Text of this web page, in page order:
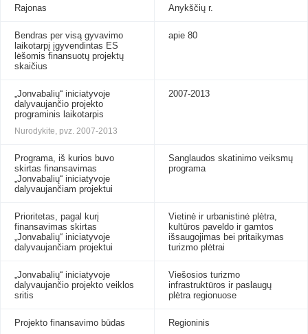
Rajonas Anykščių r.
Bendras per visą gyvavimo
laikotarpį įgyvendintas ES
lėšomis finansuotų projektų
skaičius
apie 80
„Jonvabalių“ iniciatyvoje
dalyvaujančio projekto
programinis laikotarpis
Nurodykite, pvz. 2007-2013
2007-2013
Programa, iš kurios buvo
skirtas finansavimas
„Jonvabalių“ iniciatyvoje
dalyvaujančiam projektui
Sanglaudos skatinimo veiksmų
programa
Prioritetas, pagal kurį
finansavimas skirtas
„Jonvabalių“ iniciatyvoje
dalyvaujančiam projektui
Vietinė ir urbanistinė plėtra,
kultūros paveldo ir gamtos
išsaugojimas bei pritaikymas
turizmo plėtrai
„Jonvabalių“ iniciatyvoje
dalyvaujančio projekto veiklos
sritis
Viešosios turizmo
infrastruktūros ir paslaugų
plėtra regionuose
Projekto finansavimo būdas Regioninis